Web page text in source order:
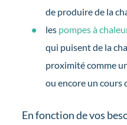
de produire de la
lespompes à
qui puisent de la
proximité comme
ou encore un cours
En fonction de vos